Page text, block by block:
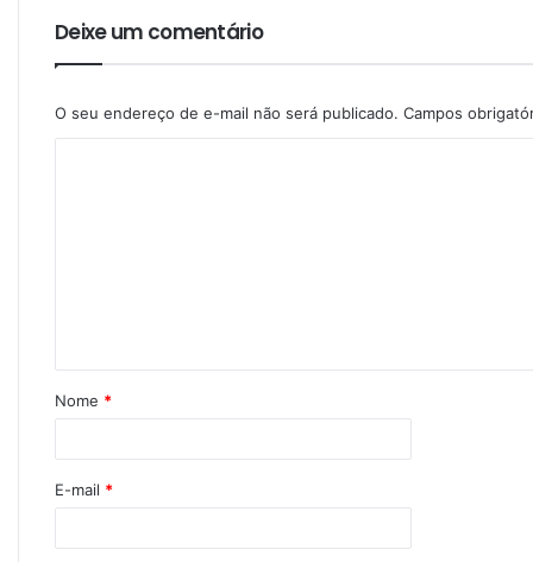
Deixe um comentário
O seu endereço de e-mail não será publicado. Campos
Nome *
E-mail *